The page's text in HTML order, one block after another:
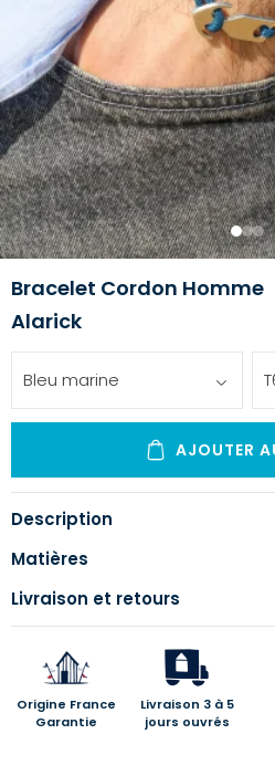
1 23
Bracelet Cordon Homme
Alarick
Bleu marine
AJOUTER
Description
Matières
Livraison et retours
Origine France
Garantie
Livraison 3 à 5
jours ouvrés